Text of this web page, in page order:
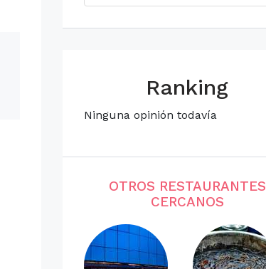
Ranking
Ninguna opinión todavía
OTROS RESTAURANTES
CERCANOS